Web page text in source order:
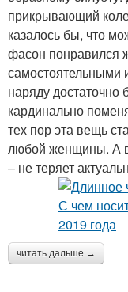
прикрывающий
казалось бы, что
фасон понравился
самостоятельными
наряду достаточно
кардинально
тех пор эта вещь
любой женщины. А
– не теряет
читать дальше →